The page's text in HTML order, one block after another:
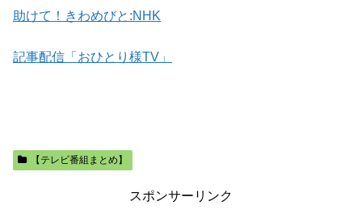
助けて！きわめびと:NHK
記事配信「おひとり様TV」
【テレビ番組まとめ】
スポンサーリンク